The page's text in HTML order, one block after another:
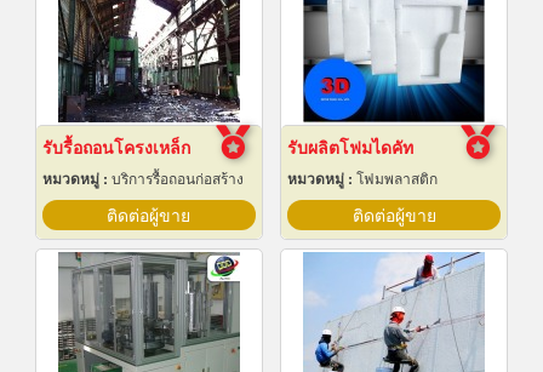
รับรื้อถอนโครงเหล็ก
หมวดหมู่ : บริการรื้อถอนก่อสร้าง
ติดต่อผู้ขาย
รับผลิตโฟมไดคัท
หมวดหมู่ : โฟมพลาสติก
ติดต่อผู้ขาย